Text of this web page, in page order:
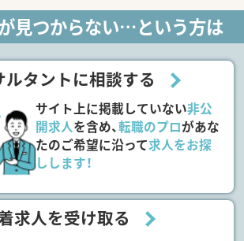
見つからない…という方は
ルタントに相談する
サイト上に掲載していない非公
開求人を含め、転職のプロがあな
たのご希望に沿って求人をお探
しします！
求人を受け取る